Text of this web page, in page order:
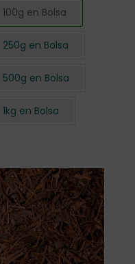
100g en Bolsa
250g en Bolsa
500g en Bolsa
1kg en Bolsa